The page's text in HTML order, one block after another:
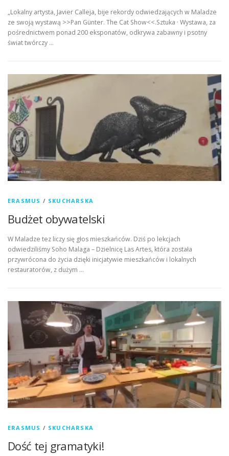
„Lokalny artysta, Javier Calleja, bije rekordy odwiedzających w Maladze
ze swoją wystawą >>Pan Günter. The Cat Show<<.Sztuka · Wystawa, za
pośrednictwem ponad 200 eksponatów, odkrywa zabawny i psotny
świat twórczy …
ERASMUS / SKUCHARSKA
Budżet obywatelski
W Maladze tez liczy się głos mieszkańców. Dziś po lekcjach
odwiedziliśmy Soho Malaga – Dzielnicę Las Artes, która została
przywrócona do życia dzięki inicjatywie mieszkańców i lokalnych
restauratorów, z dużym …
ERASMUS / SKUCHARSKA
Dość tej gramatyki!